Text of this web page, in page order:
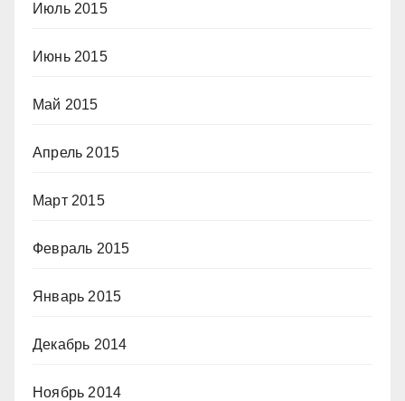
Июль 2015
Июнь 2015
Май 2015
Апрель 2015
Март 2015
Февраль 2015
Январь 2015
Декабрь 2014
Ноябрь 2014